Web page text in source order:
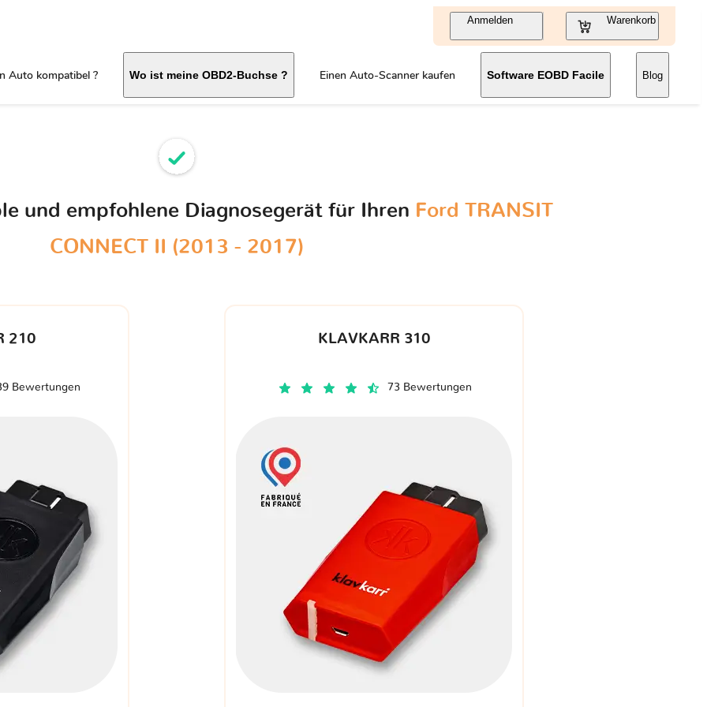
Anmelden Warenkorb
Auto kompatibel ? Wo ist meine OBD2-Buchse ? Einen Auto-Scanner kaufen Software EOBD Facile Blog
und empfohlene Diagnosegerät für Ihren Ford TRANSIT
CONNECT II (2013 - 2017)
210
Bewertungen
KLAVKARR 310
73 Bewertungen